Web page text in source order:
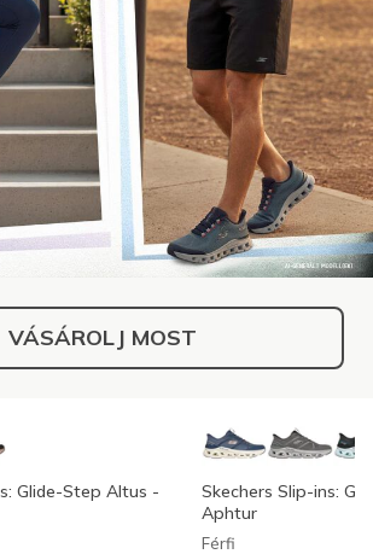
VÁSÁROLJ MOST
Glide-Step Altus -
Skechers Slip-ins:
Aphtur
Férfi